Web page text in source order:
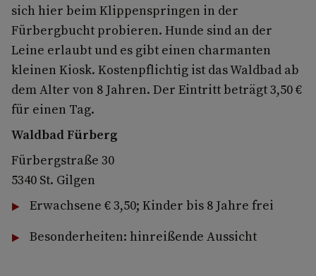
sich hier beim Klippenspringen in der
Fürbergbucht probieren. Hunde sind an der
Leine erlaubt und es gibt einen charmanten
kleinen Kiosk. Kostenpflichtig ist das Waldbad ab
dem Alter von 8 Jahren. Der Eintritt beträgt 3,50 €
für einen Tag.
Waldbad Fürberg
Fürbergstraße 30
5340 St. Gilgen
Erwachsene € 3,50; Kinder bis 8 Jahre frei
Besonderheiten: hinreißende Aussicht